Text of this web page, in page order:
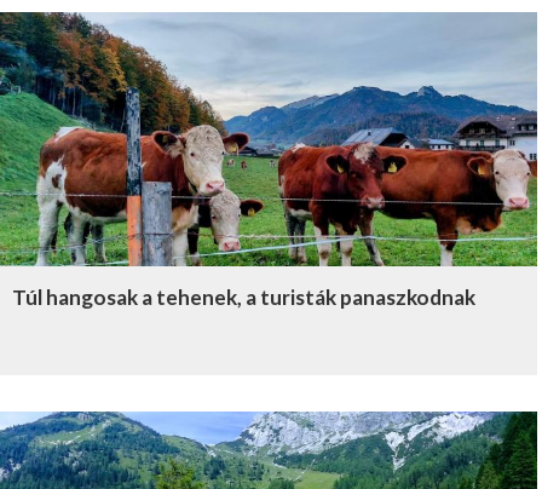
Túl hangosak a tehenek, a turisták panaszkodnak